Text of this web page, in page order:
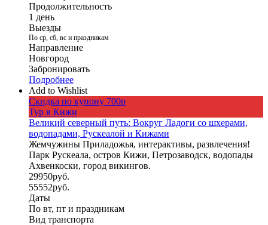
Продолжительность
1 день
Выезды
По ср, сб, вс и праздникам
Направление
Новгород
Забронировать
Подробнее
Add to Wishlist
Скидка по купону 700р
Тур в Кижи
Великий северный путь: Вокруг Ладоги со шхерами,
водопадами, Рускеалой и Кижами
Жемчужины Приладожья, интерактивы, развлечения!
Парк Рускеала, остров Кижи, Петрозаводск, водопады
Ахвенкоски, город викингов.
29950руб.
55552руб.
Даты
По вт, пт и праздникам
Вид транспорта